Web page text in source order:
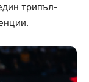
трипъл-